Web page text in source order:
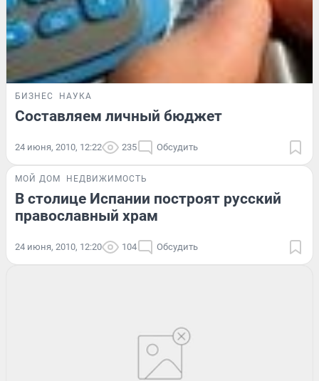
БИЗНЕС НАУКА
Составляем личный бюджет
24 июня, 2010, 12:22 235 Обсудить
МОЙ ДОМ НЕДВИЖИМОСТЬ
В столице Испании построят русский
православный храм
24 июня, 2010, 12:20 104 Обсудить